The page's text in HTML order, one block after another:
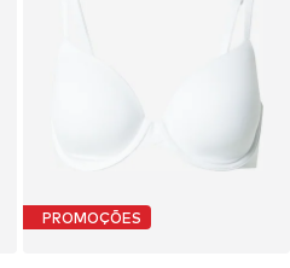
PROMOÇÕES